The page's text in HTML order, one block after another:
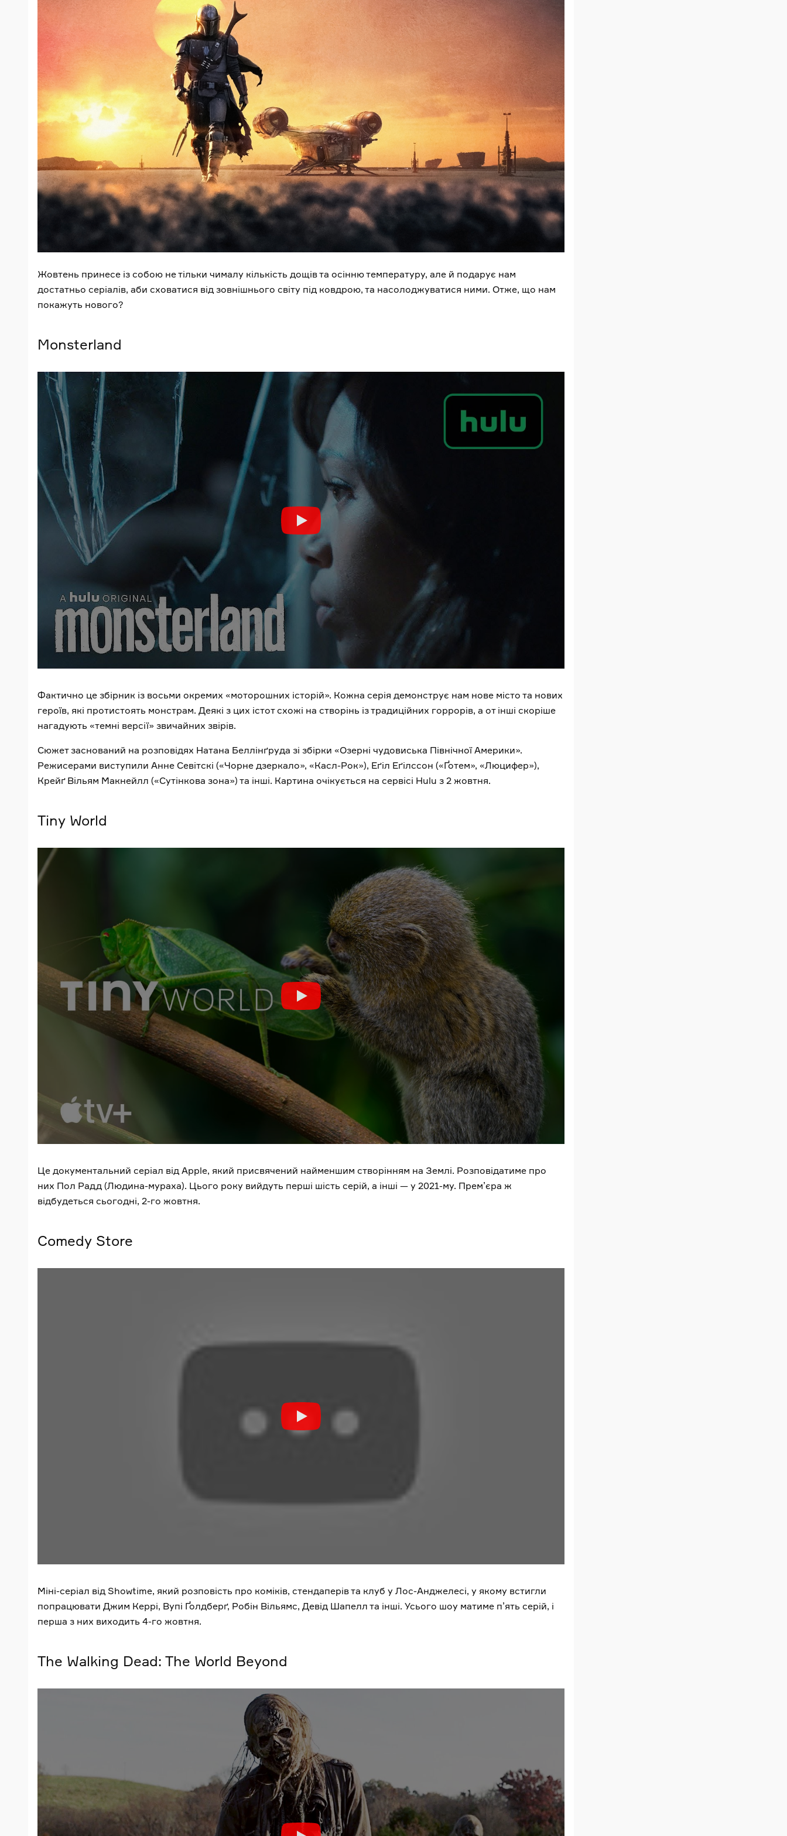
Жовтень принесе із собою не тільки чималу кількість дощів та осінню температуру, але й подарує нам
достатньо серіалів, аби сховатися від зовнішнього світу під ковдрою, та насолоджуватися ними. Отже, що нам
покажуть нового?
Monsterland
Фактично це збірник із восьми окремих «моторошних історій». Кожна серія демонструє нам нове місто та нових
героїв, які протистоять монстрам. Деякі з цих істот схожі на створінь із традиційних горрорів, а от інші скоріше
нагадують «темні версії» звичайних звірів.
Сюжет заснований на розповідях Натана Беллінґруда зі збірки «Озерні чудовиська Північної Америки».
Режисерами виступили Анне Севітскі («Чорне дзеркало», «Касл-Рок»), Еґіл Еґілссон («Ґотем», «Люцифер»),
Крейґ Вільям Макнейлл («Сутінкова зона») та інші. Картина очікується на сервісі Hulu з 2 жовтня.
Tiny World
Це документальний серіал від Apple, який присвячений найменшим створінням на Землі. Розповідатиме про
них Пол Радд (Людина-мураха). Цього року вийдуть перші шість серій, а інші — у 2021-му. Прем’єра ж
відбудеться сьогодні, 2-го жовтня.
Comedy Store
Міні-серіал від Showtime, який розповість про коміків, стендаперів та клуб у Лос-Анджелесі, у якому встигли
попрацювати Джим Керрі, Вупі Ґолдберґ, Робін Вільямс, Девід Шапелл та інші. Усього шоу матиме п’ять серій, і
перша з них виходить 4-го жовтня.
The Walking Dead: The World Beyond